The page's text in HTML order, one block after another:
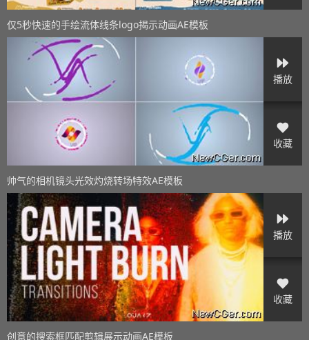
仅5秒快速的手绘流体线条logo揭示动画AE模板
播放
收藏
帅气的相机镜头光效灼烧转场特效AE模板
播放
收藏
创意的搜索框匹配剪辑展示动画AE模板